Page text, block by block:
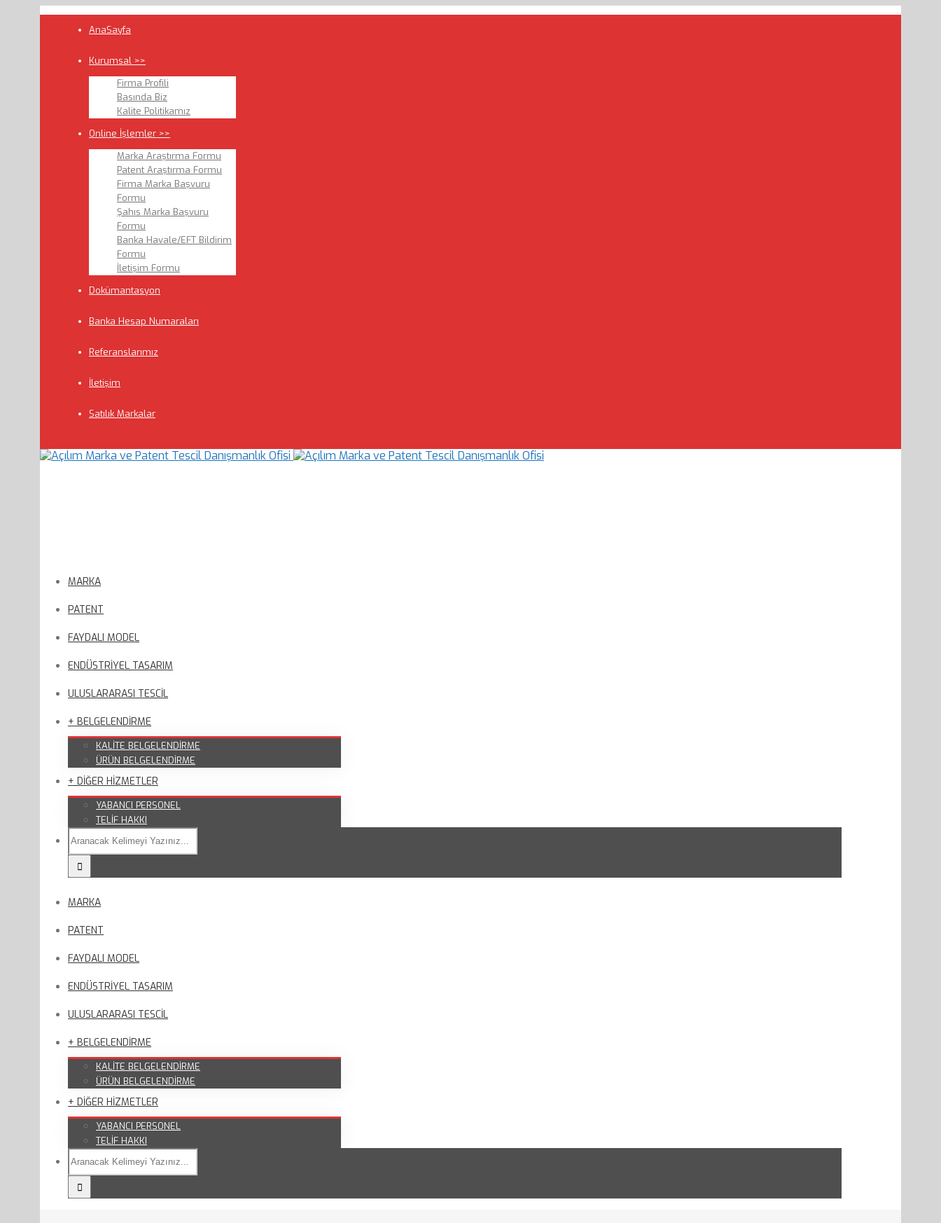
AnaSayfa
Kurumsal >>
Firma Profili
Basında Biz
Kalite Politikamız
Online İşlemler >>
Marka Araştırma Formu
Patent Araştırma Formu
Firma Marka Başvuru
Formu
Şahıs Marka Başvuru
Formu
Banka Havale/EFT Bildirim
Formu
İletişim Formu
Dokümantasyon
Banka Hesap Numaraları
Referanslarımız
İletişim
Satılık Markalar
MARKA
PATENT
FAYDALI MODEL
ENDÜSTRİYEL TASARIM
ULUSLARARASI TESCİL
+ BELGELENDİRME
KALİTE BELGELENDİRME
ÜRÜN BELGELENDİRME
+ DİĞER HİZMETLER
YABANCI PERSONEL
TELİF HAKKI
MARKA
PATENT
FAYDALI MODEL
ENDÜSTRİYEL TASARIM
ULUSLARARASI TESCİL
+ BELGELENDİRME
KALİTE BELGELENDİRME
ÜRÜN BELGELENDİRME
+ DİĞER HİZMETLER
YABANCI PERSONEL
TELİF HAKKI